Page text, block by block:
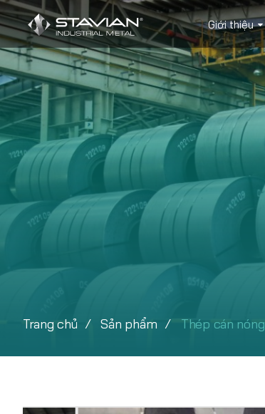
Giới thiệu
Trang chủ Sản phẩm Thép cán nóng